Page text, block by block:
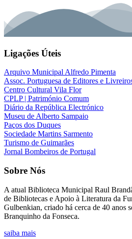
Ligações Úteis
Arquivo Municipal Alfredo Pimenta
Assoc. Portuguesa de Editores e
Centro Cultural Vila Flor
CPLP | Património Comum
Diário da República Electrónico
Museu de Alberto Sampaio
Paços dos Duques
Sociedade Martins Sarmento
Turismo de Guimarães
Jornal Bombeiros de Portugal
Sobre Nós
A atual Biblioteca Municipal Raul
de Bibliotecas e Apoio à Literatura da
Gulbenkian, criado há cerca de 40 anos
Branquinho da Fonseca.
saiba mais